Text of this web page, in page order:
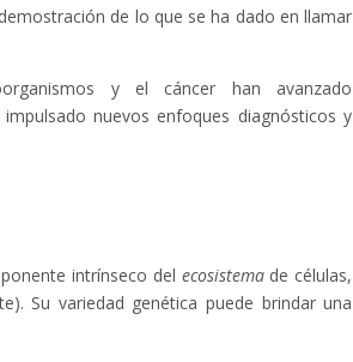
de lo que se ha dado en llamar
y el cáncer han avanzado
nuevos enfoques diagnósticos y
intrínseco del ecosistemade células,
Su variedad genética puede brindar una